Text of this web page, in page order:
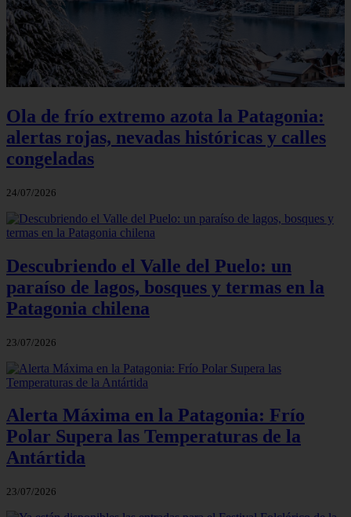
Ola de frío extremo azota la Patagonia:
alertas rojas, nevadas históricas y calles
congeladas
24/07/2026
Descubriendo el Valle del Puelo: un
paraíso de lagos, bosques y termas en la
Patagonia chilena
23/07/2026
Alerta Máxima en la Patagonia: Frío
Polar Supera las Temperaturas de la
Antártida
23/07/2026